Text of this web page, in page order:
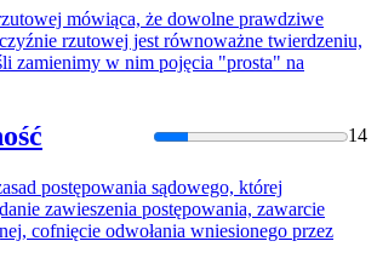
mówiąca, że dowolne prawdziwe
rzutowej jest równoważne twierdzeniu,
zamienimy w nim pojęcia "prosta" na
14
postępowania sądowego, której
zawieszenia postępowania, zawarcie
cofnięcie odwołania wniesionego przez